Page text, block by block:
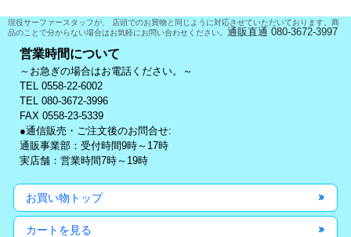
現役サーファースタッフが、 店頭でのお買物と同じように対応させていただいております。商
品のことで分からない場合はお気軽にお問い合わせください。 通販直通 080-3672-3997
営業時間について
～お急ぎの場合はお電話ください。～
TEL 0558-22-6002
TEL 080-3672-3996
FAX 0558-23-5339
●通信販売・ご注文後のお問合せ:
通販事業部：受付時間9時～17時
実店舗：営業時間7時～19時
お買い物トップ
カートを見る